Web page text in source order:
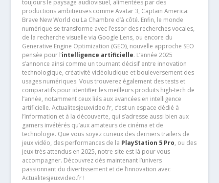
toujours le paysage audiovisuel, alimentées par des
productions ambitieuses comme Avatar 3, Captain America:
Brave New World ou La Chambre d’à côté. Enfin, le monde
numérique se transforme avec l’essor des recherches vocales,
de la recherche visuelle via Google Lens, ou encore du
Generative Engine Optimization (GEO), nouvelle approche SEO
pensée pour l’intelligence artificielle. L’année 2025
s’annonce ainsi comme un tournant décisif entre innovation
technologique, créativité vidéoludique et bouleversement des
usages numériques. Vous trouverez également des tests et
comparatifs pour identifier les meilleurs produits high-tech de
l’année, notamment ceux liés aux avancées en intelligence
artificielle. Actualitesjeuxvideo.fr, c’est un espace dédié à
l’information et à la découverte, qui s’adresse aussi bien aux
gamers invétérés qu’aux amateurs de cinéma et de
technologie. Que vous soyez curieux des derniers trailers de
jeux vidéo, des performances de la PlayStation 5 Pro, ou des
jeux très attendus en 2025, notre site est là pour vous
accompagner. Découvrez dès maintenant l’univers
passionnant du divertissement et de l’innovation avec
Actualitesjeuxvideo.fr !